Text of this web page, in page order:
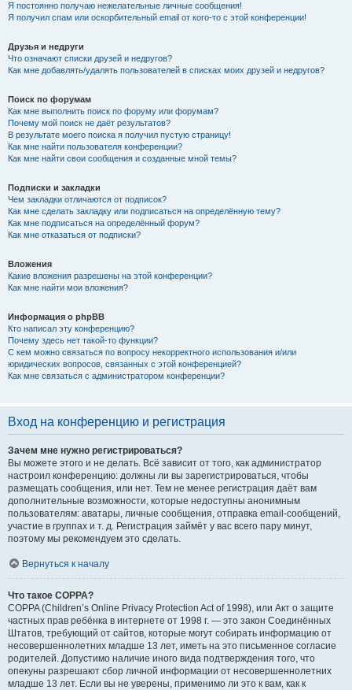
Я постоянно получаю нежелательные личные сообщения!
Я получил спам или оскорбительный email от кого-то с этой конференции!
Друзья и недруги
Что означают списки друзей и недругов?
Как мне добавлять/удалять пользователей в списках моих друзей и недругов?
Поиск по форумам
Как мне выполнить поиск по форуму или форумам?
Почему мой поиск не даёт результатов?
В результате моего поиска я получил пустую страницу!
Как мне найти пользователя конференции?
Как мне найти свои сообщения и созданные мной темы?
Подписки и закладки
Чем закладки отличаются от подписок?
Как мне сделать закладку или подписаться на определённую тему?
Как мне подписаться на определённый форум?
Как мне отказаться от подписки?
Вложения
Какие вложения разрешены на этой конференции?
Как мне найти мои вложения?
Информация о phpBB
Кто написал эту конференцию?
Почему здесь нет такой-то функции?
С кем можно связаться по вопросу некорректного использования и/или
юридических вопросов, связанных с этой конференцией?
Как мне связаться с администратором конференции?
Вход на конференцию и регистрация
Зачем мне нужно регистрироваться?
Вы можете этого и не делать. Всё зависит от того, как администратор
настроил конференцию: должны ли вы зарегистрироваться, чтобы
размещать сообщения, или нет. Тем не менее регистрация даёт вам
дополнительные возможности, которые недоступны анонимным
пользователям: аватары, личные сообщения, отправка email-сообщений,
участие в группах и т. д. Регистрация займёт у вас всего пару минут,
поэтому мы рекомендуем это сделать.
Вернуться к началу
Что такое COPPA?
COPPA (Children’s Online Privacy Protection Act of 1998), или Акт о защите
частных прав ребёнка в интернете от 1998 г. — это закон Соединённых
Штатов, требующий от сайтов, которые могут собирать информацию от
несовершеннолетних младше 13 лет, иметь на это письменное согласие
родителей. Допустимо наличие иного вида подтверждения того, что
опекуны разрешают сбор личной информации от несовершеннолетних
младше 13 лет. Если вы не уверены, применимо ли это к вам, как к